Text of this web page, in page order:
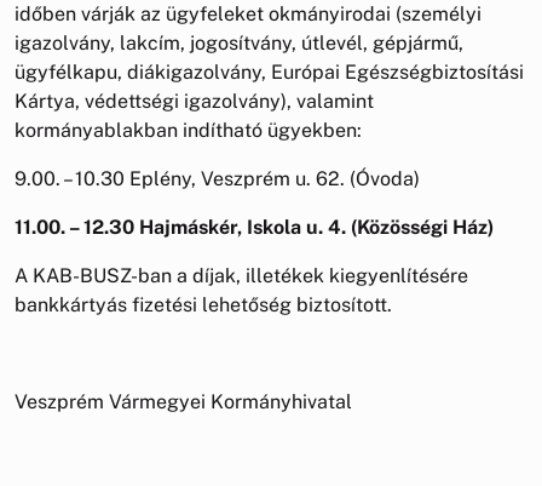
időben várják az ügyfeleket okmányirodai (személyi
igazolvány, lakcím, jogosítvány, útlevél, gépjármű,
ügyfélkapu, diákigazolvány, Európai Egészségbiztosítási
Kártya, védettségi igazolvány), valamint
kormányablakban indítható ügyekben:
9.00. – 10.30 Eplény, Veszprém u. 62. (Óvoda)
11.00. – 12.30 Hajmáskér, Iskola u. 4. (Közösségi Ház)
A KAB-BUSZ-ban a díjak, illetékek kiegyenlítésére
bankkártyás fizetési lehetőség biztosított.
Veszprém Vármegyei Kormányhivatal